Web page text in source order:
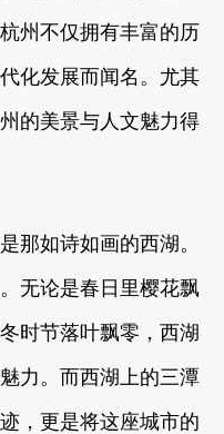
州不仅拥有丰富的历
化发展而闻名。尤其
的美景与人文魅力得
那如诗如画的西湖。
无论是春日里樱花飘
时节落叶飘零，西湖
力。而西湖上的三潭
，更是将这座城市的